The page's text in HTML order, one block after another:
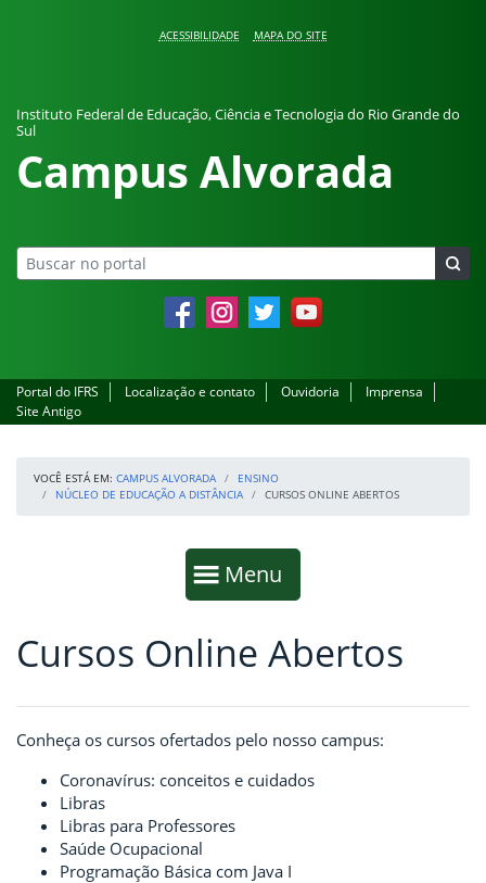
ACESSIBILIDADE MAPA DO SITE
Instituto Federal de Educação, Ciência e Tecnologia do Rio Grande do
Sul
Campus Alvorada
FacebookInstagramTwitter YouTube
Portal do IFRS Localização e contato Ouvidoria
Imprensa
Site Antigo
VOCÊ ESTÁ EM: CAMPUS ALVORADA
ENSINO
NÚCLEO DE EDUCAÇÃO A DISTÂNCIA
CURSOS ONLINE ABERTOS
Mostrar
Menu
Fim da navegação
Início do conteúdo
Cursos Online Abertos
Conheça os cursos ofertados pelo nosso campus:
Coronavírus: conceitos e cuidados
Libras
Libras para Professores
Saúde Ocupacional
Programação Básica com Java I